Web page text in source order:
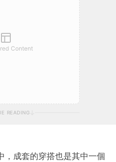
Content
READING
，成套的穿搭也是其中一個